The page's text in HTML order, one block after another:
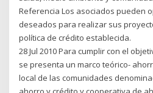
Referencia Los asociados pueden
deseados para realizar sus
política de crédito establecida.
28 Jul 2010 Para cumplir con el
se presenta un marco teórico-
local de las comunidades